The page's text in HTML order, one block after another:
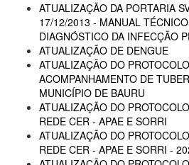
ATUALIZAÇÃO DA PORTARIA
17/12/2013 - MANUAL
DIAGNÓSTICO DA INFECÇÃO
ATUALIZAÇÃO DE DENGUE
ATUALIZAÇÃO DO
ACOMPANHAMENTO DE
MUNICÍPIO DE BAURU
ATUALIZAÇÃO DO
REDE CER - APAE E SORRI
ATUALIZAÇÃO DO
REDE CER - APAE E SORRI -